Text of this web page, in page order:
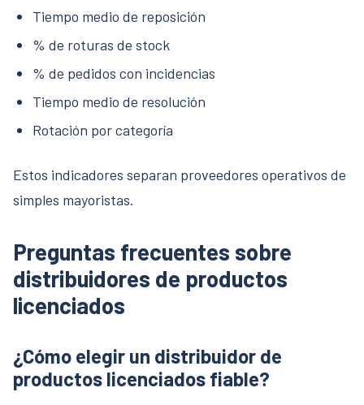
Tiempo medio de reposición
% de roturas de stock
% de pedidos con incidencias
Tiempo medio de resolución
Rotación por categoría
Estos indicadores separan proveedores operativos de
simples mayoristas.
Preguntas frecuentes sobre
distribuidores de productos
licenciados
¿Cómo elegir un distribuidor de
productos licenciados fiable?